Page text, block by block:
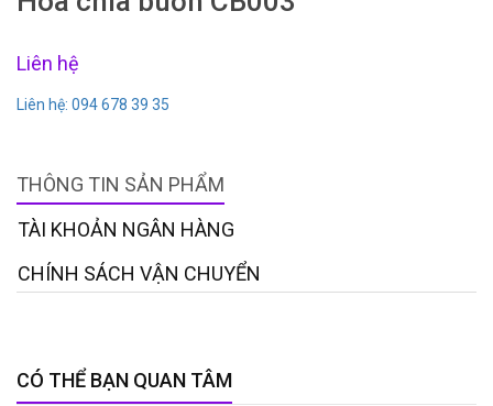
Liên hệ
Liên hệ: 094 678 39 35
THÔNG TIN SẢN PHẨM
TÀI KHOẢN NGÂN HÀNG
CHÍNH SÁCH VẬN CHUYỂN
CÓ THỂ BẠN QUAN TÂM